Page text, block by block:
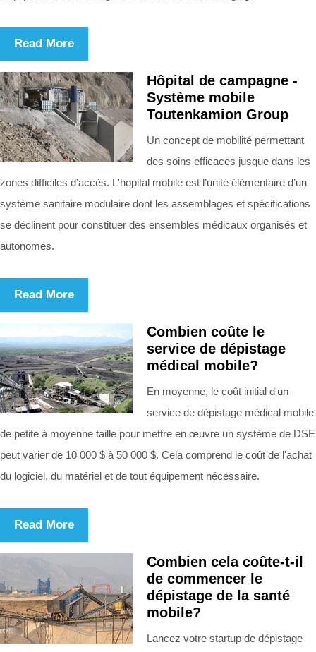
Read More
Hôpital de campagne -
Système mobile
Toutenkamion Group
Un concept de mobilité permettant
des soins efficaces jusque dans les
zones difficiles d’accès. L'hopital mobile est l’unité élémentaire d’un
système sanitaire modulaire dont les assemblages et spécifications
se déclinent pour constituer des ensembles médicaux organisés et
autonomes.
Read More
Combien coûte le
service de dépistage
médical mobile?
En moyenne, le coût initial d'un
service de dépistage médical mobile
de petite à moyenne taille pour mettre en œuvre un système de DSE
peut varier de 10 000 $ à 50 000 $. Cela comprend le coût de l'achat
du logiciel, du matériel et de tout équipement nécessaire.
Read More
Combien cela coûte-t-il
de commencer le
dépistage de la santé
mobile?
Lancez votre startup de dépistage